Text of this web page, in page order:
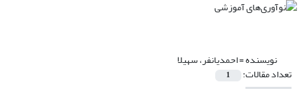
نویسنده =احمدیانفر، سهیلا
تعداد مقالات: 1